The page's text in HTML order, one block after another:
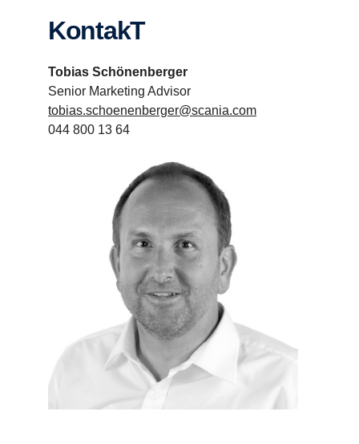
KontakT
Tobias Schönenberger
Senior Marketing Advisor
tobias.schoenenberger@scania.com
044 800 13 64